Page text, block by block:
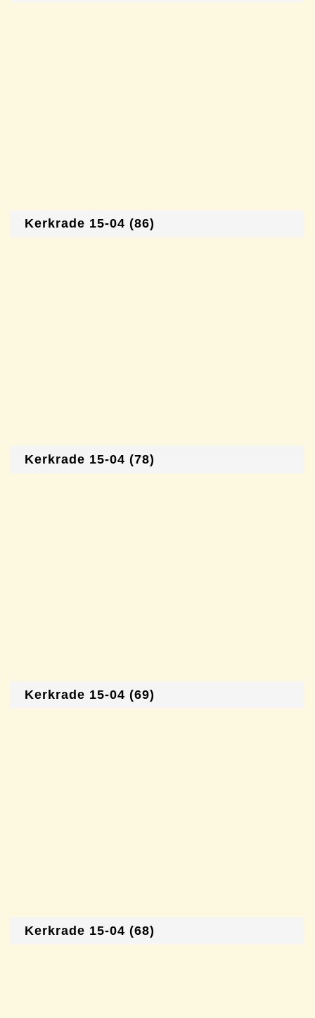
Kerkrade 15-04 (86)
Kerkrade 15-04 (78)
Kerkrade 15-04 (69)
Kerkrade 15-04 (68)